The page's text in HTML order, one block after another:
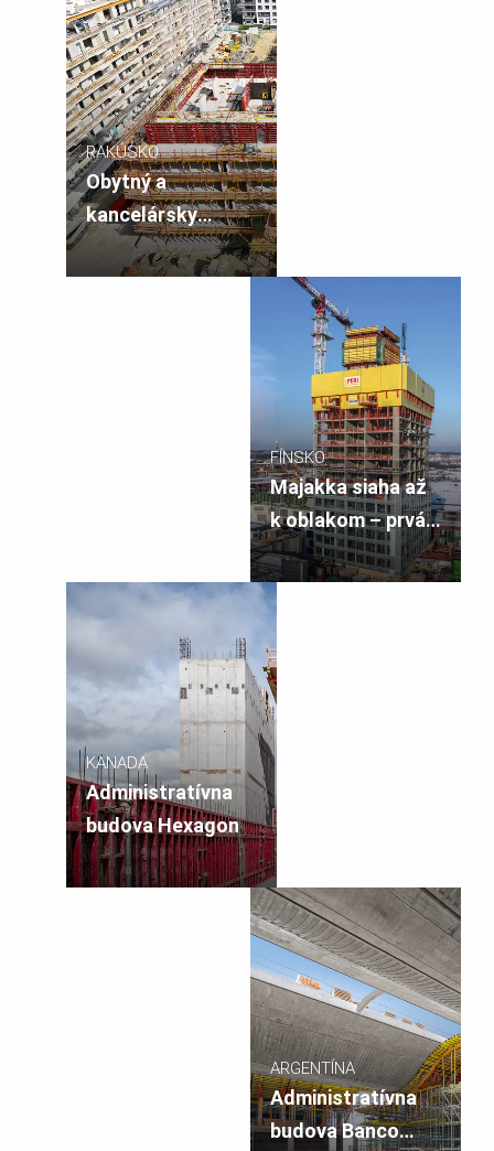
RAKÚSKO
Obytný a
kancelársky
komplex
FÍNSKO
Majakka siaha až
k oblakom – prvá
obytná veža vo
Fínsku
KANADA
Administratívna
budova Hexagon
ARGENTÍNA
Administratívna
budova Banco